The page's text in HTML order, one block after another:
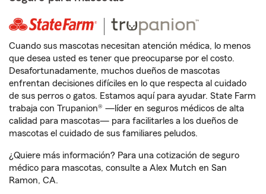
Cuando sus mascotas necesitan atención médica, lo menos
que desea usted es tener que preocuparse por el costo.
Desafortunadamente, muchos dueños de mascotas
enfrentan decisiones difíciles en lo que respecta al cuidado
de sus perros o gatos. Estamos aquí para ayudar. State Farm
trabaja con Trupanion® —líder en seguros médicos de alta
calidad para mascotas— para facilitarles a los dueños de
mascotas el cuidado de sus familiares peludos.
¿Quiere más información? Para una cotización de seguro
médico para mascotas, consulte a Alex Mutch en San
Ramon, CA.